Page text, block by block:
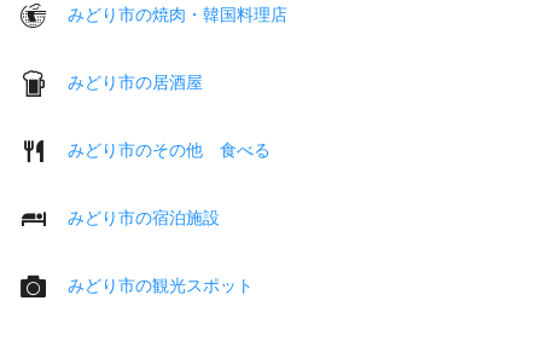
みどり市の焼肉・韓国料理店
みどり市の居酒屋
みどり市のその他 食べる
みどり市の宿泊施設
みどり市の観光スポット